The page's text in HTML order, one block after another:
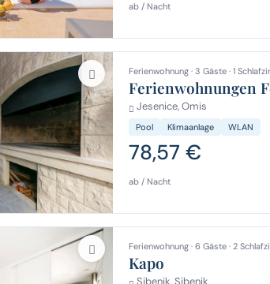
ab / Nacht
Ferienwohnung · 3 Gäste · 1
Ferienwohnungen
Jesenice, Omis
Pool Klimaanlage WLAN
78,57 €
ab / Nacht
Ferienwohnung · 6 Gäste · 2
Kapo